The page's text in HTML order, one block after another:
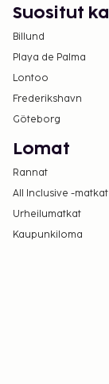
tässä
ottamalla
Asiakkaat
löytyy
osiossa).
Suositut
Billund
Playa de Palma
Lontoo
Frederikshavn
Göteborg
Lomat
Rannat
All Inclusive -matkat
Urheilumatkat
Kaupunkiloma